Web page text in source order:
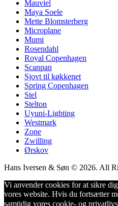
Mauviel
Maya Soele
Mette Blomsterberg
Microplane
Mumi
Rosendahl
Royal Copenhagen
Scanpan
Sjovt til køkkenet
Spring Copenhagen
Stel
Stelton
Uyuni-Lighting
Westmark
Zone
Zwilling
Ørskov
Hans Iversen & Søn © 2026. All
Vi anvender cookies for at sikre
vores website. Hvis du fortsætter
samtidig vores cookie- og